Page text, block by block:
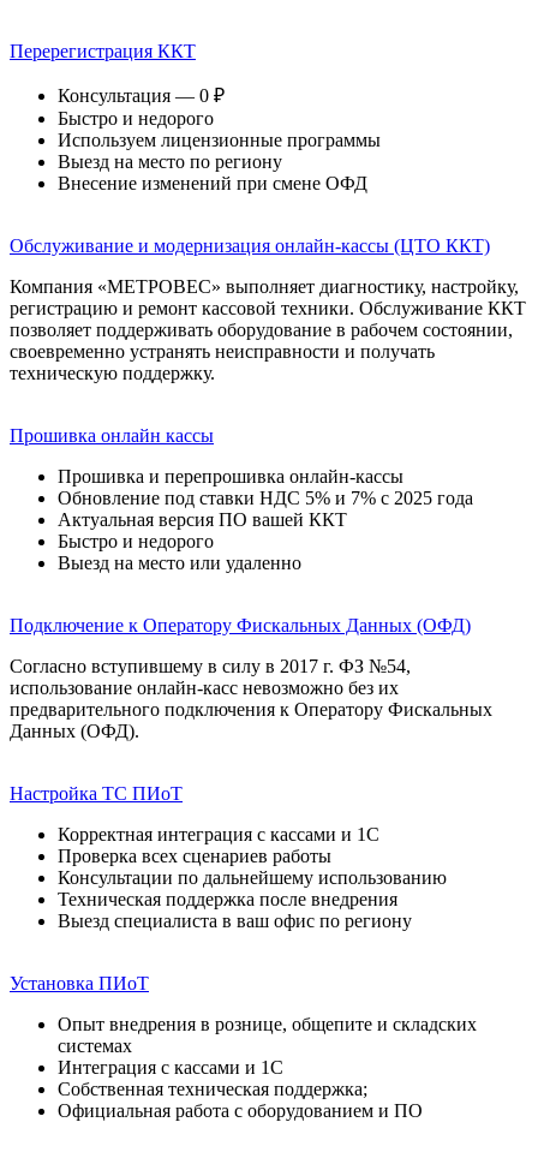
Перерегистрация ККТ
Консультация — 0 ₽
Быстро и недорого
Используем лицензионные программы
Выезд на место по региону
Внесение изменений при смене ОФД
Обслуживание и модернизация онлайн-кассы (ЦТО ККТ)
Компания «МЕТРОВЕС» выполняет диагностику, настройку,
регистрацию и ремонт кассовой техники. Обслуживание ККТ
позволяет поддерживать оборудование в рабочем состоянии,
своевременно устранять неисправности и получать
техническую поддержку.
Прошивка онлайн кассы
Прошивка и перепрошивка онлайн-кассы
Обновление под ставки НДС 5% и 7% с 2025 года
Актуальная версия ПО вашей ККТ
Быстро и недорого
Выезд на место или удаленно
Подключение к Оператору Фискальных Данных (ОФД)
Согласно вступившему в силу в 2017 г. ФЗ №54,
использование онлайн-касс невозможно без их
предварительного подключения к Оператору Фискальных
Данных (ОФД).
Настройка ТС ПИоТ
Корректная интеграция с кассами и 1С
Проверка всех сценариев работы
Консультации по дальнейшему использованию
Техническая поддержка после внедрения
Выезд специалиста в ваш офис по региону
Установка ПИоТ
Опыт внедрения в рознице, общепите и складских
системах
Интеграция с кассами и 1С
Собственная техническая поддержка;
Официальная работа с оборудованием и ПО